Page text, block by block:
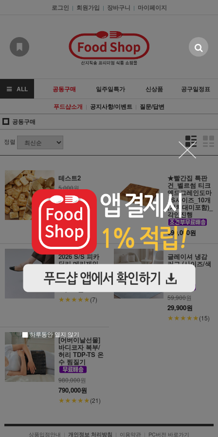
로그인 | 회원가입 | 장바구니 | 마이페이지
ALL 공동구매 일주일특가 신상품
공구일정표
푸드샵소개 | 공지사항/이벤트 | 질문/답변
공동구매
정렬
테스트2
5,000원
10,000원
★빨간집 특판
건_벨르썸 티크
엔드그레인도마
_S사이즈_10개
(거치대미포함)_
각인진행
690,000원
2026 S/S 피카
딜리 메리제인
플랫슈즈
★★★★★(7)
글레이셔 냉감
러그 (사이즈/색
상 선택)
59,900원
29,900원
★★★★★(15)
[어버이날선물]
바디코자 복부/
허리 TDP-TS 온
수 찜질기
980,000원
790,000원
★★★★★(21)
상품입점안내 | 개인정보 처리방침 | 이용약관 | PC버전 바로가기
하루동안 열지 않기